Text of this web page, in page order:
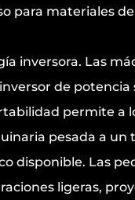
para materiales
inversora. Las
de potencia
permite a
pesada a un
disponible. Las
ligeras,